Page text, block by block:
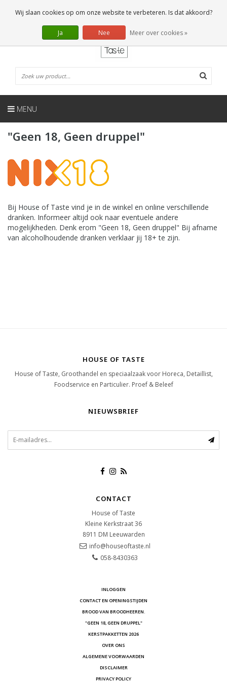
0 Artikelen
NL
MENU
"Geen 18, Geen druppel"
Bij House of Taste vind je in de winkel en online verschillende
dranken. Informeer altijd ook naar eventuele andere
mogelijkheden. Denk erom "Geen 18, Geen druppel" Bij afname
van alcoholhoudende dranken verklaar jij 18+ te zijn.
HOUSE OF TASTE
House of Taste, Groothandel en speciaalzaak voor Horeca, Detaillist,
Foodservice en Particulier. Proef & Beleef
NIEUWSBRIEF
CONTACT
House of Taste
Kleine Kerkstraat 36
8911 DM Leeuwarden
info@houseoftaste.nl
058-8430363
INLOGGEN
CONTACT EN OPENINGSTIJDEN
BROOD VAN BROODHEEREN.
"GEEN 18, GEEN DRUPPEL"
KERSTPAKKETTEN 2026
OVER ONS
ALGEMENE VOORWAARDEN
DISCLAIMER
PRIVACY POLICY
Wij slaan cookies op om onze website te verbeteren. Is dat akkoord?
Ja Nee Meer over cookies »